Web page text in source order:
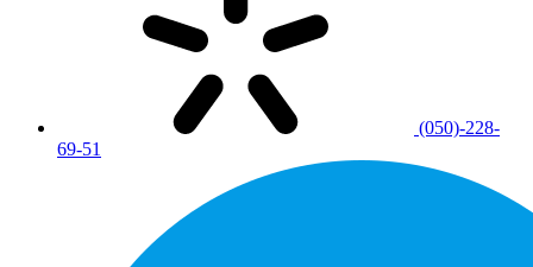
(050)-228-
69-51